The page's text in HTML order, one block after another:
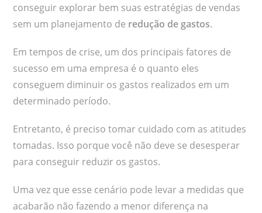
conseguir explorar bem suas estratégias de vendas
sem um planejamento de redução de gastos.
Em tempos de crise, um dos principais fatores de
sucesso em uma empresa é o quanto eles
conseguem diminuir os gastos realizados em um
determinado período.
Entretanto, é preciso tomar cuidado com as atitudes
tomadas. Isso porque você não deve se desesperar
para conseguir reduzir os gastos.
Uma vez que esse cenário pode levar a medidas que
acabarão não fazendo a menor diferença na